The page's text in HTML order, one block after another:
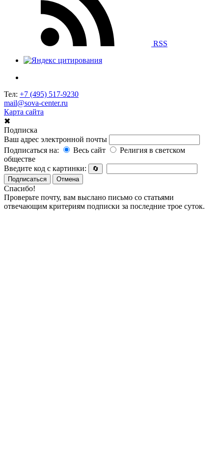
RSS
Тел: +7 (495) 517-9230
mail@sova-center.ru
Карта сайта
✖
Подписка
Ваш адрес электронной почты
Подписаться на:
Весь сайт
Религия в светском
обществе
Введите код с картинки:
🔄
Подписаться
Отмена
Спасибо!
Проверьте почту, вам выслано письмо со статьями
отвечающим критериям подписки за последние трое суток.